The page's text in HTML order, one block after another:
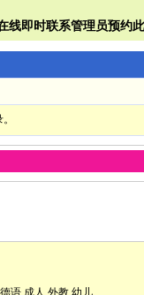
德语 成人 外教 幼儿